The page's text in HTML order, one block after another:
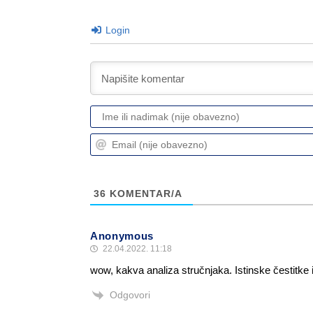
Login
36 KOMENTAR/A
Anonymous
22.04.2022. 11:18
wow, kakva analiza stručnjaka. Istinske
Odgovori